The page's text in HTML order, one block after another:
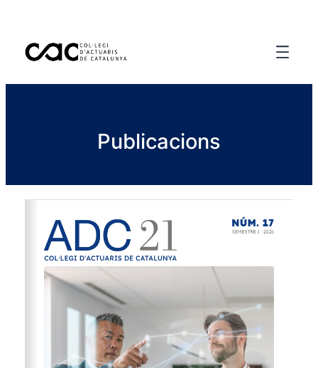
Publicacions